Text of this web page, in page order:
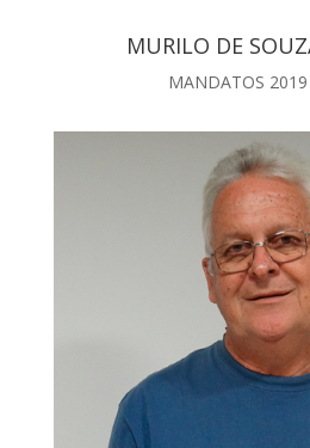
MURILO DE
MANDATOS